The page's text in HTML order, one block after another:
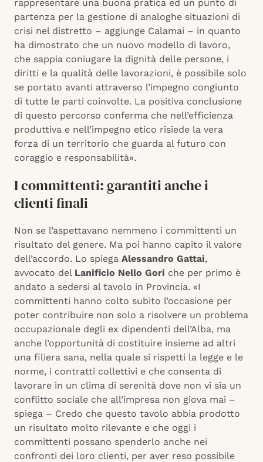
rappresentare una buona pratica ed un punto di
partenza per la gestione di analoghe situazioni di
crisi nel distretto – aggiunge Calamai – in quanto
ha dimostrato che un nuovo modello di lavoro,
che sappia coniugare la dignità delle persone, i
diritti e la qualità delle lavorazioni, è possibile solo
se portato avanti attraverso l’impegno congiunto
di tutte le parti coinvolte. La positiva conclusione
di questo percorso conferma che nell’efficienza
produttiva e nell’impegno etico risiede la vera
forza di un territorio che guarda al futuro con
coraggio e responsabilità».
I committenti: garantiti anche i
clienti finali
Non se l’aspettavano nemmeno i committenti un
risultato del genere. Ma poi hanno capito il valore
dell’accordo. Lo spiega Alessandro Gattai,
avvocato del Lanificio Nello Gori che per primo è
andato a sedersi al tavolo in Provincia. «I
committenti hanno colto subito l’occasione per
poter contribuire non solo a risolvere un problema
occupazionale degli ex dipendenti dell’Alba, ma
anche l’opportunità di costituire insieme ad altri
una filiera sana, nella quale si rispetti la legge e le
norme, i contratti collettivi e che consenta di
lavorare in un clima di serenità dove non vi sia un
conflitto sociale che all’impresa non giova mai –
spiega – Credo che questo tavolo abbia prodotto
un risultato molto rilevante e che oggi i
committenti possano spenderlo anche nei
confronti dei loro clienti, per aver reso possibile